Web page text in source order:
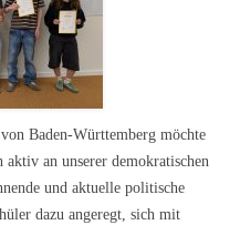
Baden-Württemberg möchte
aktiv an unserer demokratischen
und aktuelle politische
dazu angeregt, sich mit